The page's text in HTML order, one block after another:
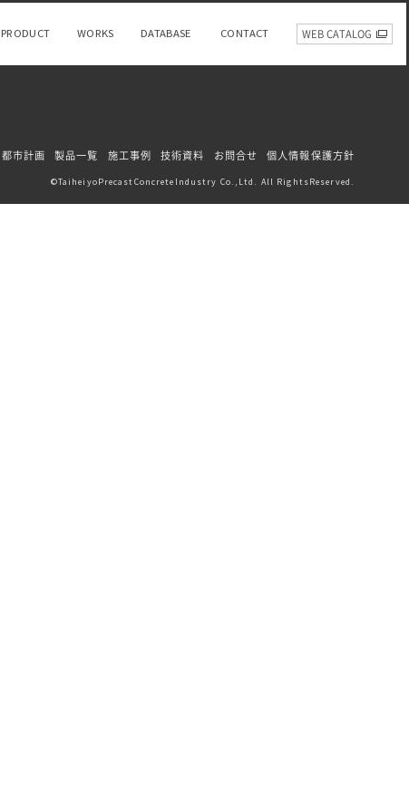
PRODUCT WORKS DATABASE CONTACT WEB CATALOG
都市計画 製品一覧 施工事例 技術資料 お問合せ 個人情報保護方針
TaiheiyoPrecastConcreteIndustry Co.,Ltd. All RightsReserved.